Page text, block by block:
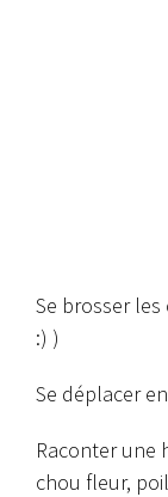
Se brosser
:) )
Se déplacer
Raconter une
chou fleur,